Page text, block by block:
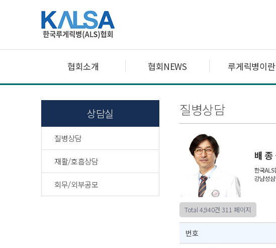
협회소개 협회NEWS 루게릭병이란
상담실
질병상담
재활/호흡상담
회무/외부공모
질병상담
Total 4,940건 311 페이지
번호